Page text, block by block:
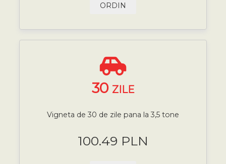
ORDIN
30 ZILE
Vigneta de 30 de zile pana la 3,5 tone
100.49 PLN